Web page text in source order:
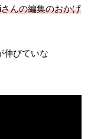
んの編集のおかげ
伸びていな